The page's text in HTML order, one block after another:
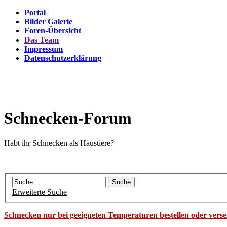
Portal
Bilder Galerie
Foren-Übersicht
Das Team
Impressum
Datenschutzerklärung
Schnecken-Forum
Habt ihr Schnecken als Haustiere?
Erweiterte Suche
Schnecken nur bei geeigneten Temperaturen bestellen oder